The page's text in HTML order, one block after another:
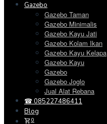
Gazebo
Gazebo Taman
Gazebo Minimalis
Gazebo Kayu Jati
Gazebo Kolam Ikan
Gazebo Kayu Kelapa
Gazebo Kayu
Gazebo
Gazebo Joglo
Jual Alat Rebana
☎ 085227486411
Blog
0